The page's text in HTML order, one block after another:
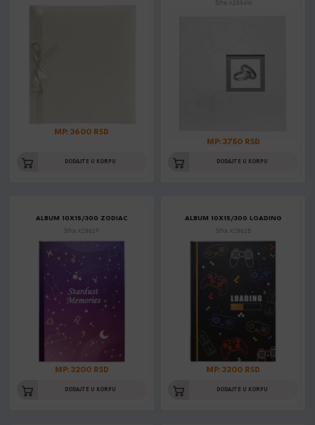
MP: 3600 RSD
DODAJTE U KORPU
Šifra: K2954W
MP: 3750 RSD
DODAJTE U KORPU
ALBUM 10X15/300 ZODIAC
Šifra: K2962P
MP: 3200 RSD
DODAJTE U KORPU
ALBUM 10X15/300 LOADING
Šifra: K2962B
MP: 3200 RSD
DODAJTE U KORPU